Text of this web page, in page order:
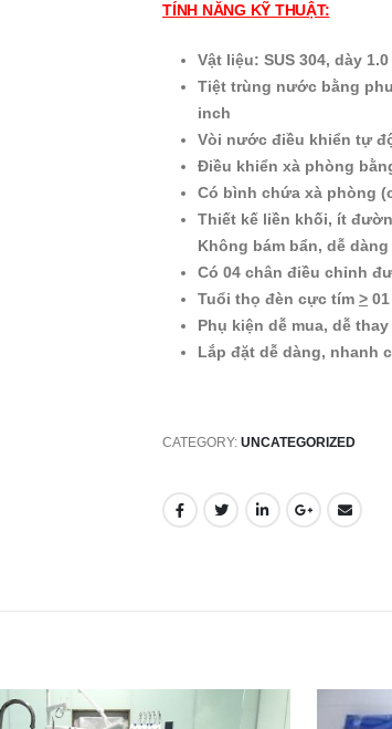
TÍNH NĂNG KỸ THUẬT:
Vật liệu: SUS 304, dày 1.0
Tiệt trùng nước bằng
inch
Vòi nước điều khiển tự
Điều khiển xà phòng
Có bình chứa xà phòng
Thiết kế liền khối, ít
Không bám bẩn, dễ
Có 04 chân điều chỉnh
Tuổi thọ đèn cực tím >
Phụ kiện dễ mua, dễ
Lắp đặt dễ dàng, nhanh
CATEGORY: UNCATEGORIZED